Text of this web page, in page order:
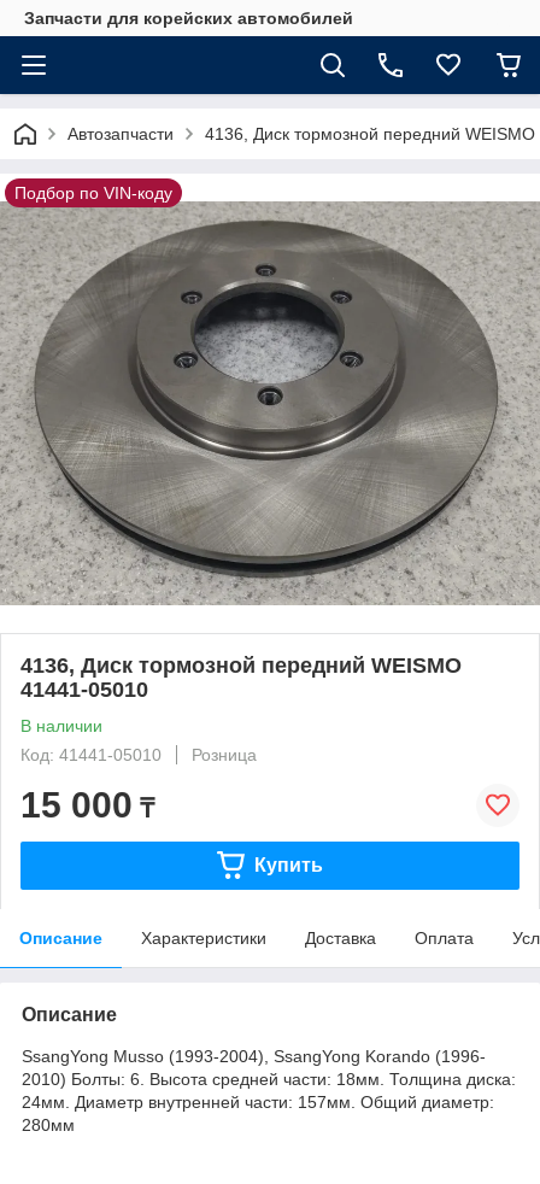
Запчасти для корейских автомобилей
Автозапчасти 4136, Диск тормозной передний
Подбор по VIN-коду
4136, Диск тормозной передний WEISMO
41441-05010
В наличии
Код: 41441-05010
Розница
15 000 ₸
Купить
Описание Характеристики Доставка Оплата
Описание
SsangYong Musso (1993-2004), SsangYong Korando (1996-
2010) Болты: 6. Высота средней части: 18мм. Толщина диска:
24мм. Диаметр внутренней части: 157мм. Общий диаметр:
280мм